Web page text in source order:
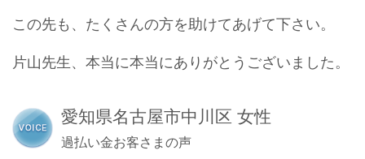
この先も、たくさんの方を助けてあげて下さい。
片山先生、本当に本当にありがとうございました。
愛知県名古屋市中川区 女性
過払い金お客さまの声